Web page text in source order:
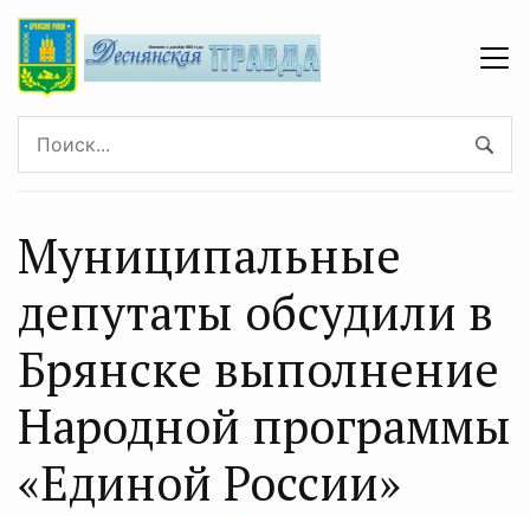
Муниципальные
депутаты обсудили в
Брянске выполнение
Народной программы
«Единой России»